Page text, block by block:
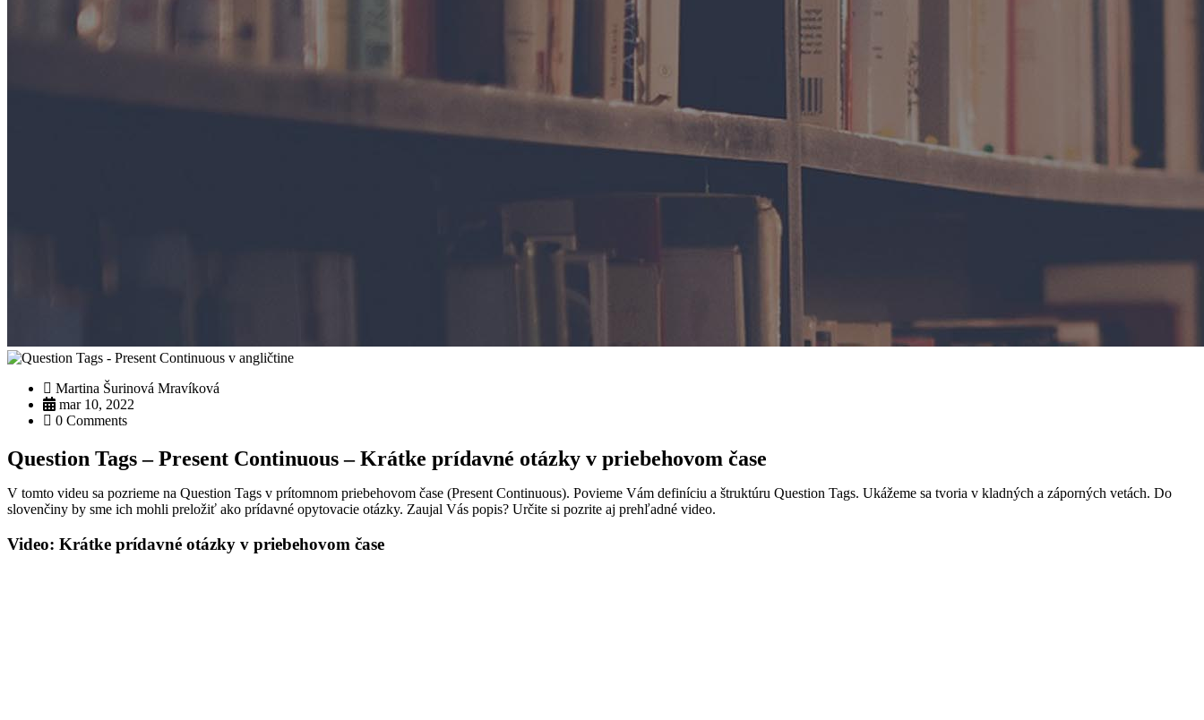
Martina Šurinová Mravíková
mar 10, 2022
0 Comments
Question Tags – Present Continuous – Krátke prídavné otázky v priebehovom čase
V tomto videu sa pozrieme na Question Tags v prítomnom priebehovom čase (Present Continuous). Povieme Vám definíciu a štruktúru Question Tags. Ukážeme sa tvoria v kladných a záporných vetách. Do
slovenčiny by sme ich mohli preložiť ako prídavné opytovacie otázky. Zaujal Vás popis? Určite si pozrite aj prehľadné video.
Video: Krátke prídavné otázky v priebehovom čase